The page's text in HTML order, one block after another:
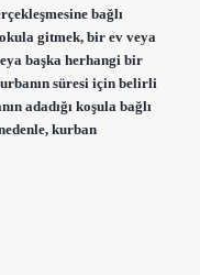
bağlı
gitmek, bir ev veya
başka herhangi bir
süresi için belirli
adadığı koşula bağlı
kurban